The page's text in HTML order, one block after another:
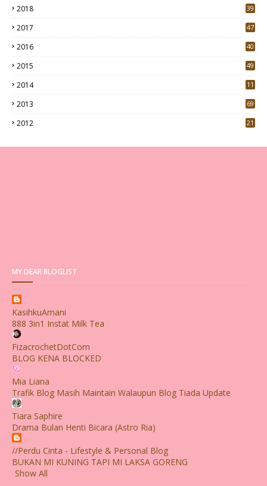
2018
39
2017
47
2016
40
2015
49
2014 11
2013 69
2012 21
MY DEAR BLOGLIST
KasihkuAmani
888 3in1 Instat Milk Tea
FizacrochetDotCom
BLOG KENA BLOCKED
Mia Liana
Trafik Blog Masih Maintain Walaupun Blog Tiada Update
Tiara Saphire
Drama Bulan Henti Bicara (Astro Ria)
//Perdu Cinta - Lifestyle & Personal Blog
BUKAN MI KUNING TAPI MI LAKSA GORENG
Show All